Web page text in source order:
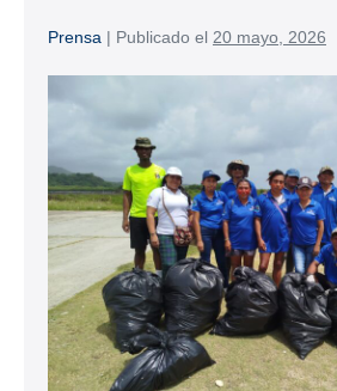
Prensa | Publicado el 20 mayo, 2026